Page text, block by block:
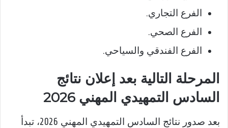
الفرع التجاري.
الفرع الصحي.
الفرع الفندقي والسياحي.
المرحلة التالية بعد إعلان نتائج
السادس التمهيدي المهني 2026
بعد صدور نتائج السادس التمهيدي المهني 2026، تبدأ